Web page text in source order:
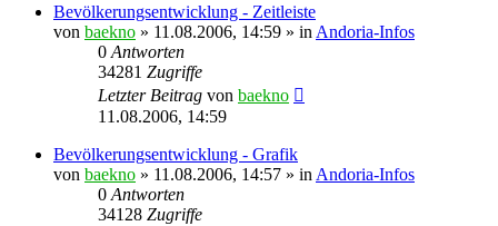
Bevölkerungsentwicklung - Zeitleiste
von baekno » 11.08.2006, 14:59 » in Andoria-Infos
0 Antworten
34281 Zugriffe
Letzter Beitrag von baekno
11.08.2006, 14:59
Bevölkerungsentwicklung - Grafik
von baekno » 11.08.2006, 14:57 » in Andoria-Infos
0 Antworten
34128 Zugriffe